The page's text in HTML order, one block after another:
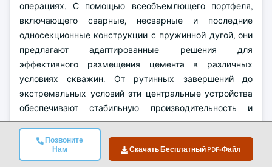
Позвоните
Нам
Скачать Бесплатный PDF-Файл
операциях. С помощью всеобъемлющего портфеля,
включающего сварные, несварные и последние
односекционные конструкции с пружинной дугой, они
предлагают адаптированные решения для
эффективного размещения цемента в различных
условиях скважин. От рутинных завершений до
экстремальных условий эти центральные устройства
обеспечивают стабильную производительность и
поддерживают долгосрочную надежность в
строительстве скважин.
NOVпредлагает центральное устройство с пружинной